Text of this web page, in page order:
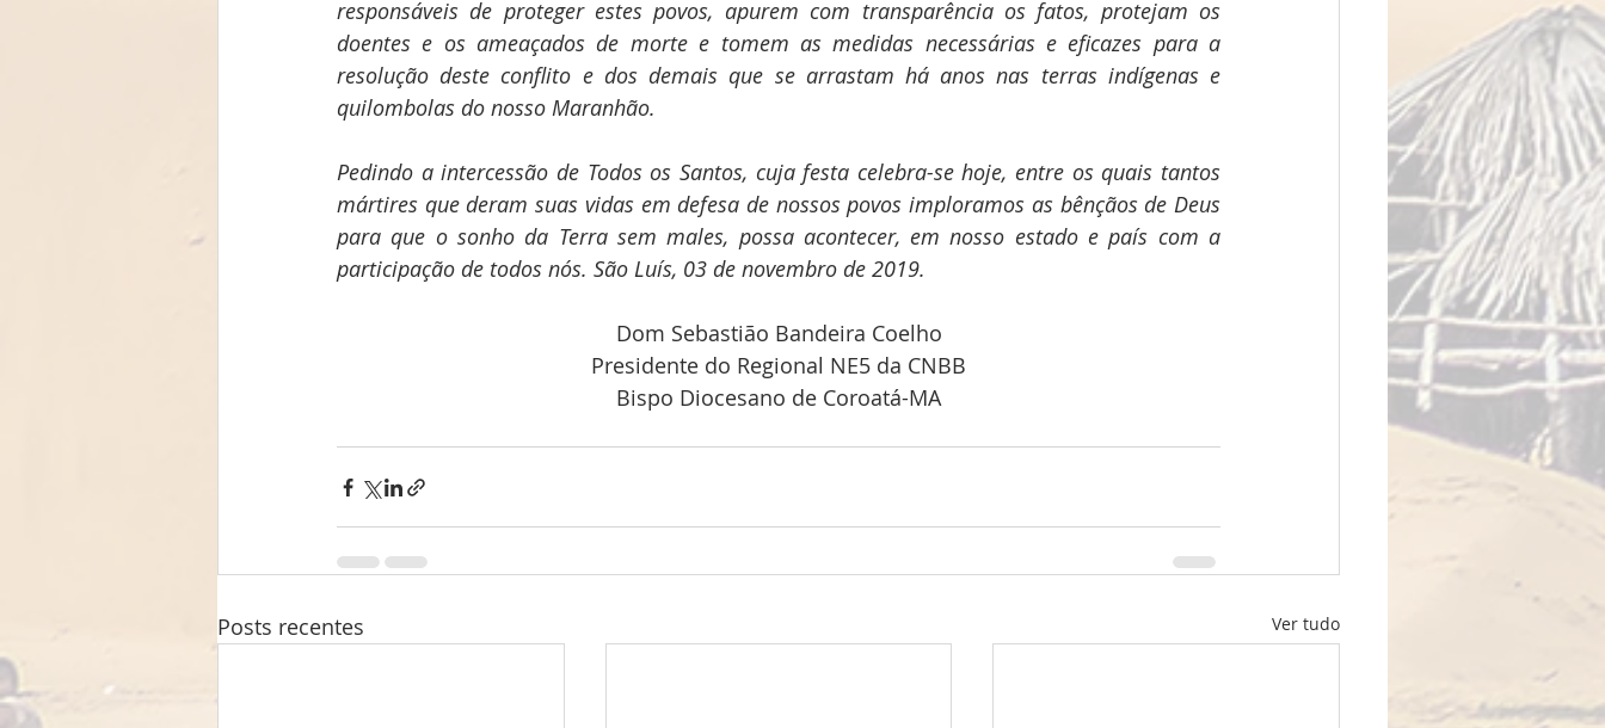
responsáveis de proteger estes povos, apurem com transparência os fatos, protejam os
doentes e os ameaçados de morte e tomem as medidas necessárias e eficazes para a
resolução deste conflito e dos demais que se arrastam há anos nas terras indígenas e
quilombolas do nosso Maranhão.
Pedindo a intercessão de Todos os Santos, cuja festa celebra-se hoje, entre os quais tantos
mártires que deram suas vidas em defesa de nossos povos imploramos as bênçãos de Deus
para que o sonho da Terra sem males, possa acontecer, em nosso estado e país com a
participação de todos nós. São Luís, 03 de novembro de 2019.
Dom Sebastião Bandeira Coelho
Presidente do Regional NE5 da CNBB
Bispo Diocesano de Coroatá-MA
Posts recentes Ver tudo